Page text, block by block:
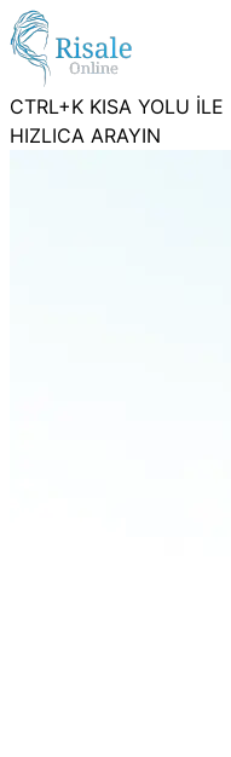
CTRL+K KISA YOLU İLE
HIZLICA ARAYIN